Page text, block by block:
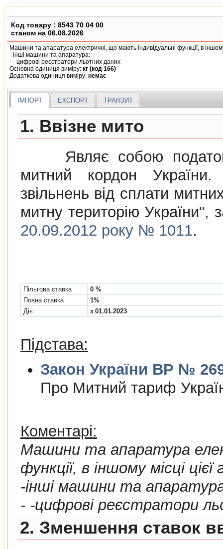
Код товару : 8543 70 04 00
станом на 06.08.2026
Машини та апаратура електричнi, що мають iндивiдуальнi функцiї, в
- iншi машини та апаратура:
- - цифровi реєстратори льотних даних
Основна одиниця виміру: кг (код 166)
Додаткова одиниця виміру: немає
ІМПОРТ ЕКСПОРТ ТРАНЗИТ
1. Ввізне мито
Являє собою податок
митний кордон
звiльнень вiд сплати
митну територiю України",
20.09.2012 року № 1011.
Пільгова ставка
0 %
Повна ставка
1%
Діє
з 01.01.2023
Підстава:
Закон України ВР №
Про Митний тариф
Коментарі:
Машини та апаратура
функцiї, в iншому мiсцi цiєї
-iншi машини та
- -цифровi реєстратори
2. Зменшення ставок